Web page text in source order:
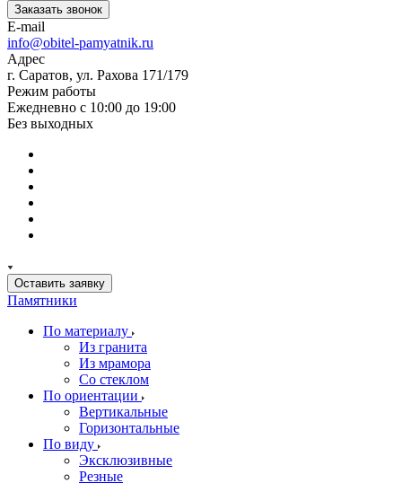
Заказать звонок
E-mail
info@obitel-pamyatnik.ru
Адрес
г. Саратов, ул. Рахова 171/179
Режим работы
Ежедневно с 10:00 до 19:00
Без выходных
Оставить заявку
Памятники
По материалу
Из гранита
Из мрамора
Со стеклом
По ориентации
Вертикальные
Горизонтальные
По виду
Эксклюзивные
Резные